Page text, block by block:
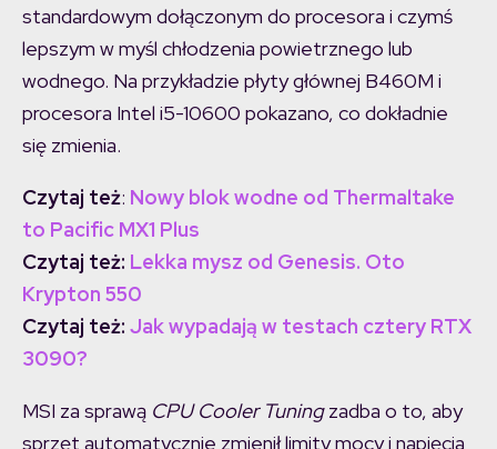
standardowym dołączonym do procesora i czymś
lepszym w myśl chłodzenia powietrznego lub
wodnego. Na przykładzie płyty głównej B460M i
procesora Intel i5-10600 pokazano, co dokładnie
się zmienia.
Czytaj też: Nowy blok wodne od Thermaltake
to Pacific MX1 Plus
Czytaj też: Lekka mysz od Genesis. Oto
Krypton 550
Czytaj też: Jak wypadają w testach cztery RTX
3090?
MSI za sprawą CPU Cooler Tuningzadba o to, aby
sprzęt automatycznie zmienił limity mocy i napięcia